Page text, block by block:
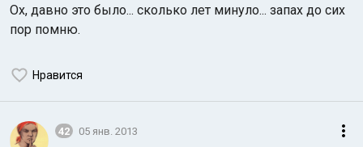
Ох, давно это было... сколько лет минуло... запах до сих
пор помню.
Нравится
42 05 янв. 2013